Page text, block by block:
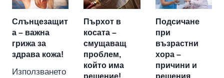
Слънцезащит
а – важна
грижа за
здрава кожа!
Използването
Пърхот в
косата –
смущаващ
проблем,
който има
Подсичане
при
възрастни
хора –
причини и